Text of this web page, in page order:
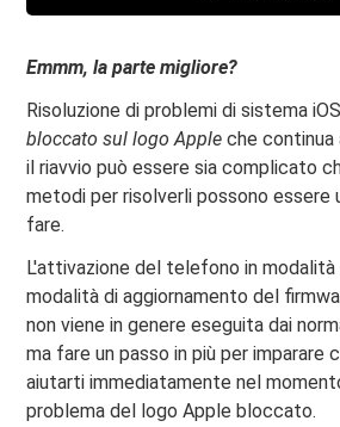
Emmm, la parte migliore?
Risoluzione di problemi di sistema
bloccato sul logo Apple che continua
il riavvio può essere sia complicato
metodi per risolverli possono essere
fare.
L'attivazione del telefono in modalità
modalità di aggiornamento del
non viene in genere eseguita dai
ma fare un passo in più per imparare
aiutarti immediatamente nel
problema del logo Apple bloccato.